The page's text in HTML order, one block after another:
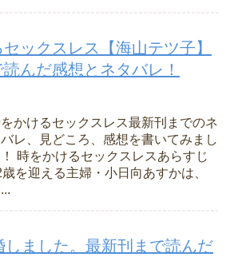
ックスレス【海山テツ子】
んだ感想とネタバレ！
かけるセックスレス最新刊までのネ
レ、見どころ、感想を書いてみまし
時をかけるセックスレスあらすじ
を迎える主婦・小日向あすかは、
しました。最新刊まで読んだ